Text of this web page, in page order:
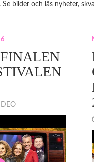
bilder och läs nyheter,